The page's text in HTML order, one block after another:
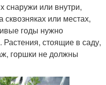
или внутри,
или местах,
годы нужно
стоящие в саду,
горшки не должны